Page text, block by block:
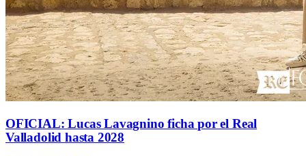
OFICIAL: Lucas Lavagnino ficha por el Real
Valladolid hasta 2028